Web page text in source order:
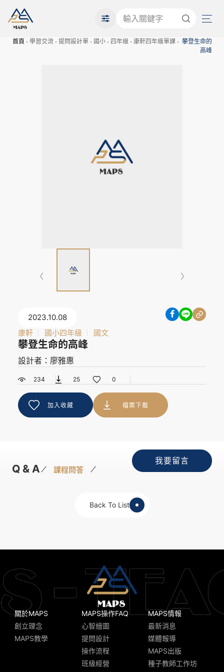
首頁 學習交流 提問設計單 國小 四年級 康軒四年級單課
攀登生命的
高峰
2023.10.08
康軒
國小四年級 國文
攀登生命的高峰
設計者：廖雅惠
234 25 0
加入收藏 檔案下載
Q & A 課程問答
我要留言
Back To List
關於MAPS
創立理念
MAPS教學
MAPS操作FAQ
心智繪圖
提問設計
操作流程
班級經營
MAPS情報
最新消息
媒體報導
MAPS出版
種子教師工作坊